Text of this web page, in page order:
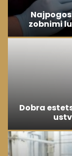
zobnimi
Dobra